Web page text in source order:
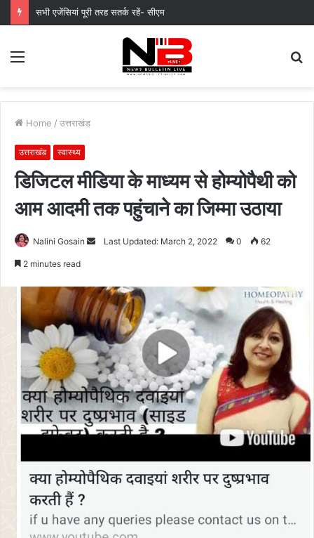
सभी एजेंसियां पूरी तरह सतर्क रहें- सीएम
Menu
Home / उत्तराखंड
उत्तराखंड स्वास्थ्य
डिजिटल मीडिया के माध्‍यम से होम्‍योपैथी को
आम आदमी तक पहुंचाने का जिम्‍मा उठाया
Nalini Gosain
SendLast Updated: March 2, 2022 0 62
2 minutes read